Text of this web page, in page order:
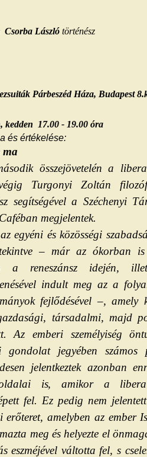
Csorba László történész
Párbeszéd Háza, Budapest
kedden
17.00 - 19.00 óra
és értékelése:
ma
összejövetelén a
Turgonyi Zoltán
segítségével a Széchenyi
megjelentek.
egyéni és közösségi
– már az ókorban is
a reneszánsz idején,
indult meg az a
fejlődésével –, amely
társadalmi, majd
Az emberi személyiség
gondolat jegyében számos
jelentkeztek azonban
is, amikor a
fel. Ez pedig nem
amelyben az ember
meg és helyezte el
eszméjével váltotta fel, s